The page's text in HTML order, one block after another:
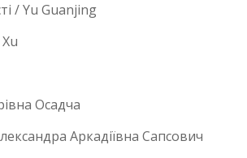
/ Yu Guanjing
Осадча
Аркадіївна Сапсович